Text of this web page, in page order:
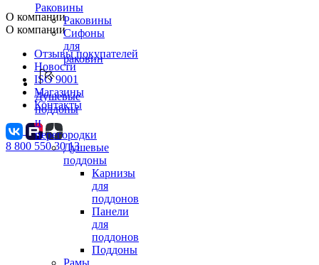
Раковины
Раковины
Сифоны
для
раковин
Душевые
поддоны
и
перегородки
Душевые
поддоны
Карнизы
для
поддонов
Панели
для
поддонов
Поддоны
О компании
О компании
Отзывы покупателей
Новости
ISO 9001
Магазины
Контакты
8 800 550 30 13